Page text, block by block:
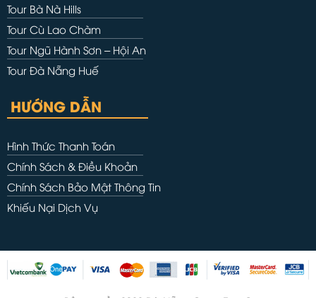
Tour Bà Nà Hills
Tour Cù Lao Chàm
Tour Ngũ Hành Sơn – Hội An
Tour Đà Nẵng Huế
HƯỚNG DẪN
Hình Thức Thanh Toán
Chính Sách & Điều Khoản
Chính Sách Bảo Mật Thông Tin
Khiếu Nại Dịch Vụ